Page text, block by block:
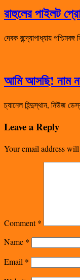
রাহুলের পাইলট
দেবক বন্দ্যোপাধ্যায়
আমি আসছি! নাম
চ্যানেল হিন্দুস্থান, নিউজ
Leave a Reply
Your email address
Comment*
Name *
Email *